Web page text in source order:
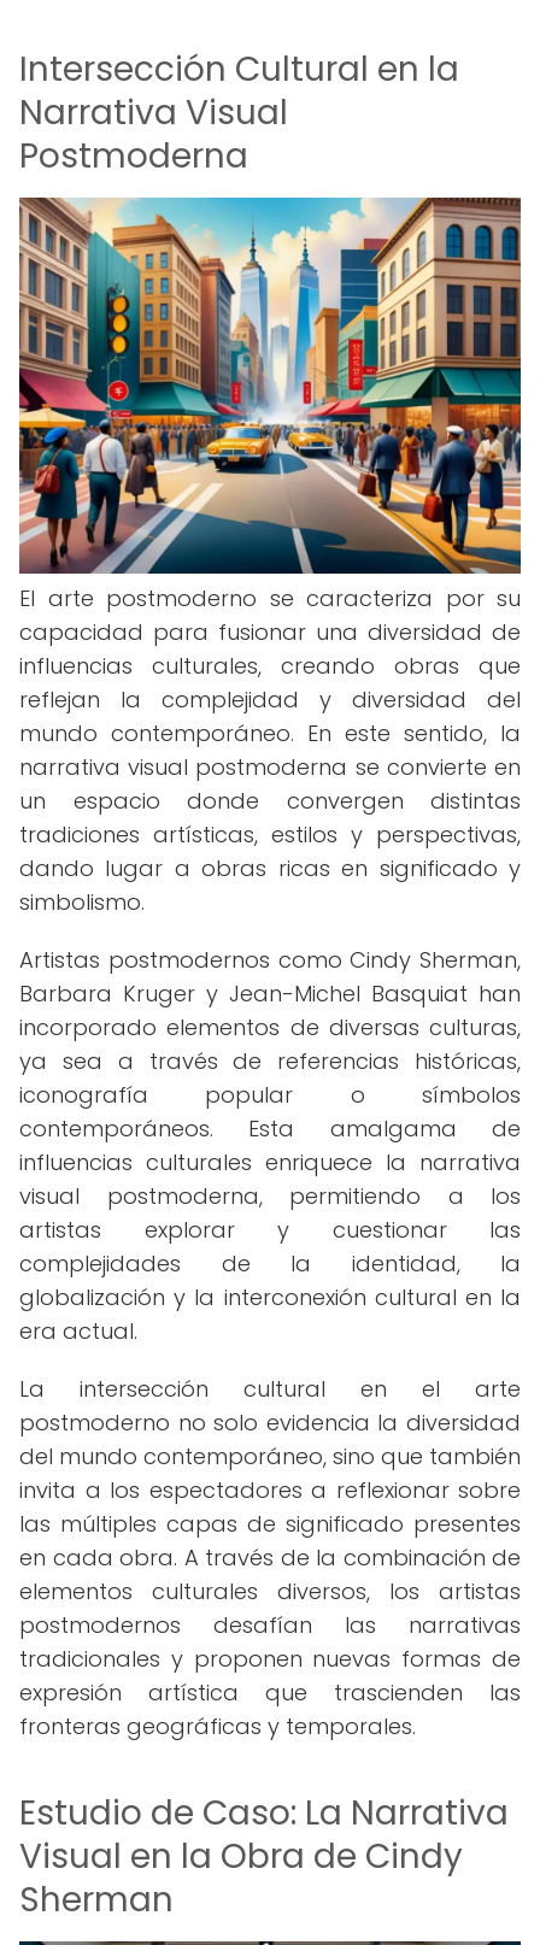
Intersección Cultural en la
Narrativa Visual
Postmoderna
El arte postmoderno se caracteriza por su
capacidad para fusionar una diversidad de
influencias culturales, creando obras que
reflejan la complejidad y diversidad del
mundo contemporáneo. En este sentido, la
narrativa visual postmoderna se convierte en
un espacio donde convergen distintas
tradiciones artísticas, estilos y perspectivas,
dando lugar a obras ricas en significado y
simbolismo.
Artistas postmodernos como Cindy Sherman,
Barbara Kruger y Jean-Michel Basquiat han
incorporado elementos de diversas culturas,
ya sea a través de referencias históricas,
iconografía popular o símbolos
contemporáneos. Esta amalgama de
influencias culturales enriquece la narrativa
visual postmoderna, permitiendo a los
artistas explorar y cuestionar las
complejidades de la identidad, la
globalización y la interconexión cultural en la
era actual.
La intersección cultural en el arte
postmoderno no solo evidencia la diversidad
del mundo contemporáneo, sino que también
invita a los espectadores a reflexionar sobre
las múltiples capas de significado presentes
en cada obra. A través de la combinación de
elementos culturales diversos, los artistas
postmodernos desafían las narrativas
tradicionales y proponen nuevas formas de
expresión artística que trascienden las
fronteras geográficas y temporales.
Estudio de Caso: La Narrativa
Visual en la Obra de Cindy
Sherman